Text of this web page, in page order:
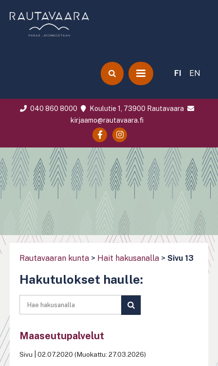
FI EN
040 860 8000
Koulutie 1, 73900 Rautavaara
kirjaamo@rautavaara.fi
Rautavaaran kunta > Hait hakusanalla > Sivu 13
Hakutulokset haulle:
HAKU
Maaseutupalvelut
Sivu 02.07.2020 (Muokattu: 27.03.2026)